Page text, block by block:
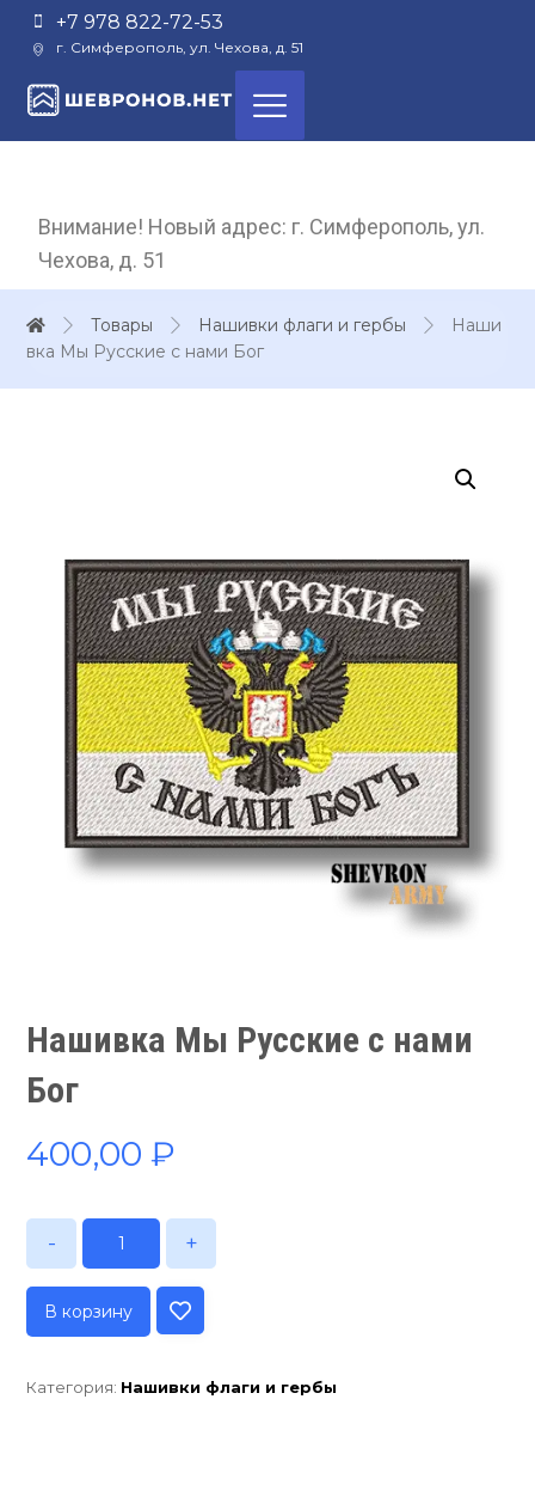
+7 978 822-72-53
г. Симферополь, ул. Чехова, д. 51
Внимание! Новый адрес: г. Симферополь, ул.
Чехова, д. 51
Товары Нашивки флаги и гербы
Наши
вка Мы Русские с нами Бог
Нашивка Мы Русские с нами
Бог
400,00₽
- +
В корзину
Категория: Нашивки флаги и гербы